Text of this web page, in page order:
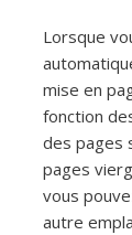
Lorsque
mise en
fonction
des pages
pages
vous
autre